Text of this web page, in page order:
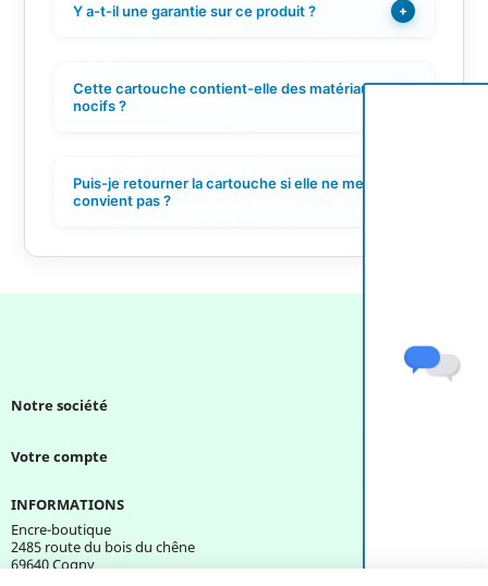
Y a-t-il une garantie sur ce produit ? +
Cette cartouche contient-elle des matériaux
nocifs ?
Puis-je retourner la cartouche si elle ne me
convient pas ?
Notre société
Votre compte
INFORMATIONS
Encre-boutique
2485 route du bois du chêne
69640 Cogny